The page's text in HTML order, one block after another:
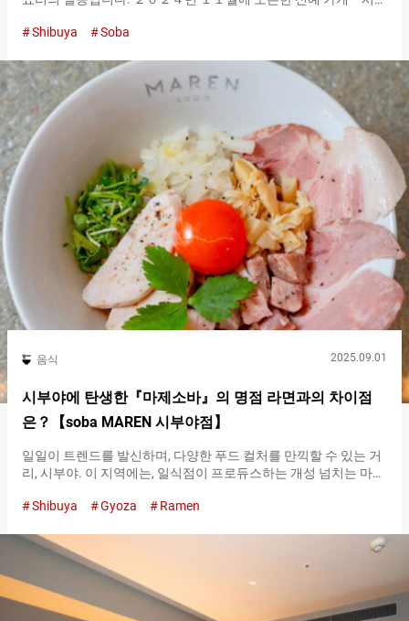
한 공간에서 다른 곳에서는 맛볼 수 없는 참신한 츠케소바를 즐길
표되듯이, 간장이나 다시 등을 섞은 국물에 찍어 먹습니다. 거기에
서 파생된 츠케소바는, 일반적인 소바와 츠케 국물이 달라, 돼지나
닭 등 동물계나 매운 풍미 등, 자유도가 높은 창작 츠케 국물에 찍어
먹는 새로운 스타일인 경우가 많습니다. 『시로(흰) 마라 니쿠야사
이(고기야채) 츠케소바 카쿠니 고한(밥) 세트（White Mala Meat
and Vegetable Tsukesoba with Braised Pork Belly Rice Set）』
１,６００엔（세금 포함） 시부야 중심지에서 조금 떨어진 곳에
오픈한『시부야 츠케소바 오사지.（Shibuya Tsukesoba
Osaji.）』는, 홋카이도와 도쿄 등지에 약 ２０개 점포를 전개하는
수프 카레의 인기 브랜드『Rojiura Curry SAMURAI.』의 계열점입
니다. 『Rojiura Curry SAMURAI.』의 메소드를 살린 개성적인…
Shibuya Soba
음식 2025.09.01
시부야에 탄생한『마제소바』의 명점 라면과의 차이점
은？【soba MAREN 시부야점】
일일이 트렌드를 발신하며, 다양한 푸드 컬처를 만끽할 수 있는 거
리, 시부야. 이 지역에는, 일식점이 프로듀스하는 개성 넘치는 마제
Shibuyaten）』이 있습니다. 마제소바는 간단히 말해, 스프가 아
만, 면에는 메밀가루가 사용되지 않고, 라면과 마찬가지로 밀가루
가 주체입니다. 마제소바에 명확한 정의는 없지만, 일반적으로 조
리 단계에서 소스나 기름과 면을 섞는 것이 특징입니다. 다양한 토
핑이나 조미료로 자신만의 맛으로 커스터마이즈하여 즐기는 것이
일반적인 먹는 방법입니다. 세상의 많은 마제소바는 정크푸드적인
Shibuya Gyoza Ramen